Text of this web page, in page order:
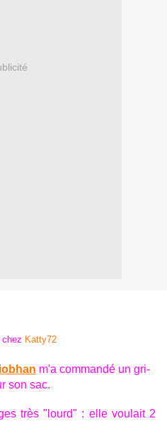
Katty72
m'a commandé un gri-
son sac.
très "lourd" : elle voulait 2